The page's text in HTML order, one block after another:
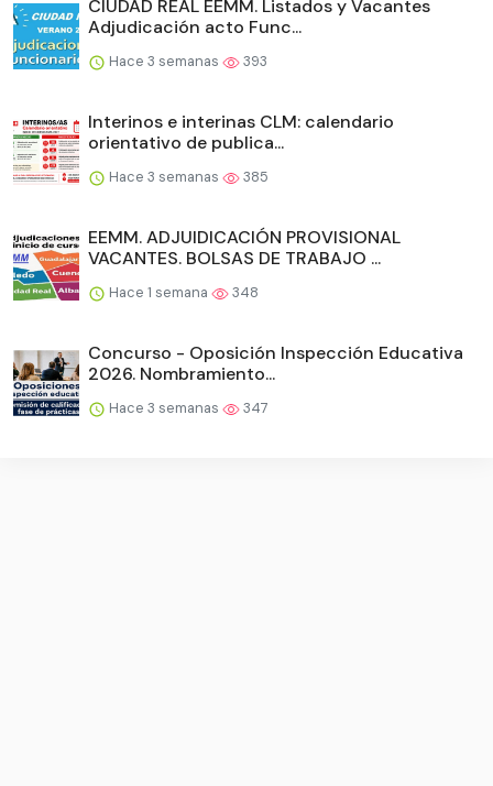
CIUDAD REAL EEMM. Listados y Vacantes
Adjudicación acto Func...
Hace 3 semanas 393
Interinos e interinas CLM: calendario
orientativo de publica...
Hace 3 semanas 385
EEMM. ADJUIDICACIÓN PROVISIONAL
VACANTES. BOLSAS DE TRABAJO ...
Hace 1 semana 348
Concurso - Oposición Inspección Educativa
2026. Nombramiento...
Hace 3 semanas 347